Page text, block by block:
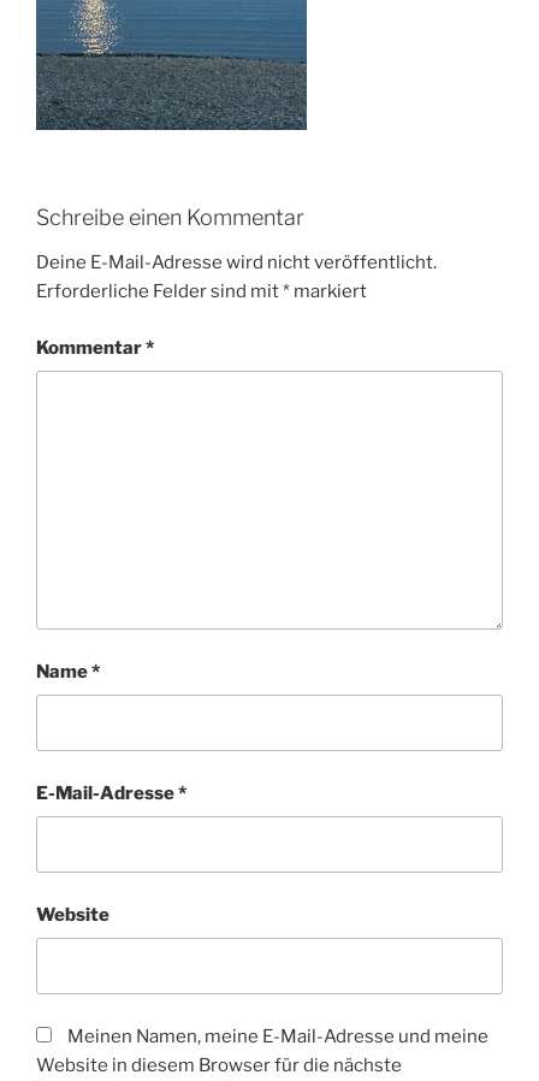
Schreibe einen Kommentar
Deine E-Mail-Adresse wird nicht veröffentlicht.
Erforderliche Felder sind mit* markiert
Kommentar*
Name*
E-Mail-Adresse*
Website
Meinen Namen, meine E-Mail-Adresse und meine
Website in diesem Browser für die nächste